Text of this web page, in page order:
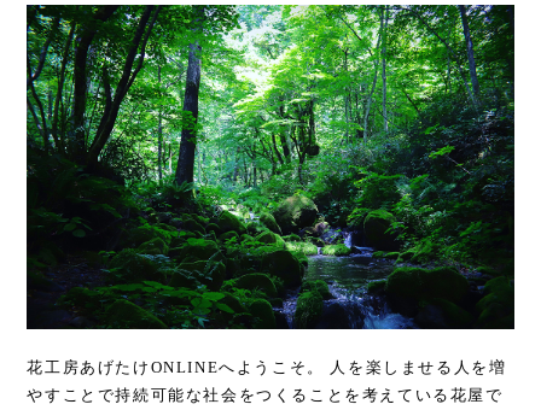
花工房あげたけONLINEへようこそ。 人を楽しませる人を増
やすことで持続可能な社会をつくることを考えている花屋で